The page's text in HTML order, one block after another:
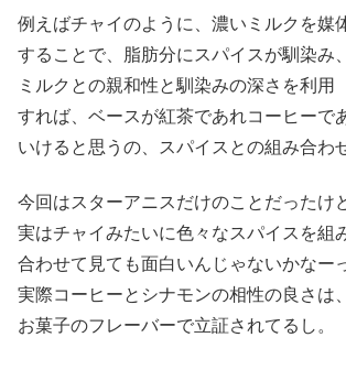
例えばチャイのように、濃いミルクを媒
することで、脂肪分にスパイスが馴染み、
ミルクとの親和性と馴染みの深さを利用
すれば、ベースが紅茶であれコーヒーで
いけると思うの、スパイスとの組み合わ
今回はスターアニスだけのことだったけ
実はチャイみたいに色々なスパイスを組
合わせて見ても面白いんじゃないかなー
実際コーヒーとシナモンの相性の良さは、
お菓子のフレーバーで立証されてるし。